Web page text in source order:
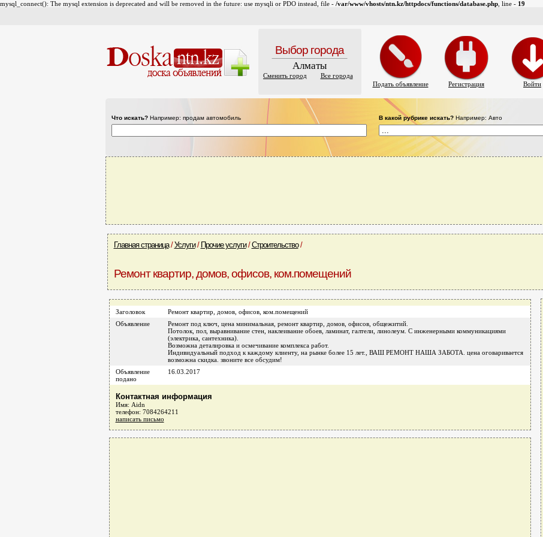
mysql_connect(): The mysql extension is deprecated and will be removed in the future: use mysqli or PDO instead, file - /var/www/vhosts/ntn.kz/httpdocs/functions/database.php , line - 19
Выбор города
Алматы
Сменить город
Все города
Подать объявление
Регистрация Войти
Что искать?Например: продам автомобиль В какой рубрике искать?Например: Авто
Главная страница/Услуги/ Прочие услуги/Строительство/
Ремонт квартир, домов, офисов, ком.помещений
Заголовок
Ремонт квартир, домов, офисов, ком.помещений
Объявление
Ремонт под ключ, цена минимальная, ремонт квартир, домов, офисов, общежитий.
Потолок, пол, выравнивание стен, наклеивание обоев, ламинат, галтели, линолеум. С инженерными коммуникациями
(электрика, сантехника).
Возможна деталировка и осмечивание комплекса работ.
Индивидуальный подход к каждому клиенту, на рынке более 15 лет., ВАШ РЕМОНТ НАША ЗАБОТА. цена оговаривается
возможна скидка. звоните все обсудим!
Объявление
подано
16.03.2017
Контактная информация
Имя: Aidn
телефон: 7084264211
написать письмо